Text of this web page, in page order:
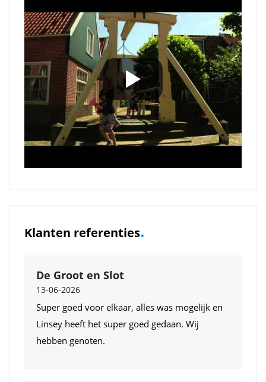
Klanten referenties.
De Groot en Slot
13-06-2026
Super goed voor elkaar, alles was mogelijk en
Linsey heeft het super goed gedaan. Wij
hebben genoten.